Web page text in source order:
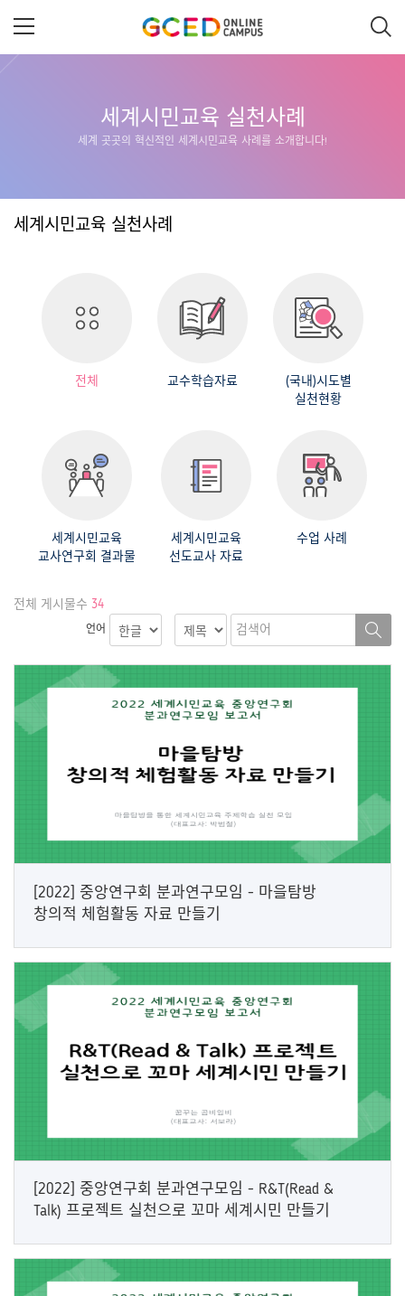
텐
세계시민교육 실천사례
세계 곳곳의 혁신적인 세계시민교육 사례를 소개합니다!
세계시민교육 실천사례
전체 교수학습자료
(국내)시도별
실천현황
세계시민교육
교사연구회 결과물
세계시민교육
선도교사 자료
수업 사례
전체 게시물수 34
언어
[2022] 중앙연구회 분과연구모임 - 마을탐방
창의적 체험활동 자료 만들기
[2022] 중앙연구회 분과연구모임 - R&T(Read &
Talk) 프로젝트 실천으로 꼬마 세계시민 만들기